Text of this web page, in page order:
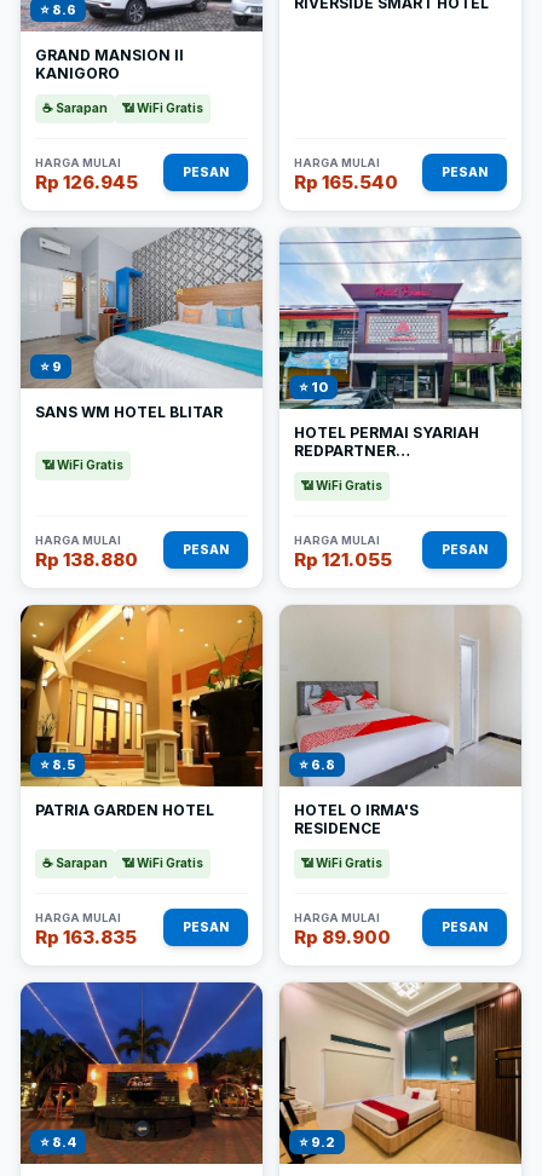
⭐ 8.6
GRAND MANSION II
KANIGORO
☕ Sarapan 📶 WiFi Gratis
HARGA MULAI
Rp 126.945 PESAN
HARGA MULAI
Rp 165.540 PESAN
⭐ 9
SANS WM HOTEL BLITAR
📶 WiFi Gratis
HARGA MULAI
Rp 138.880 PESAN
⭐ 10
HOTEL PERMAI SYARIAH
REDPARTNER
📶 WiFi Gratis
HARGA MULAI
Rp 121.055 PESAN
⭐ 8.5
PATRIA GARDEN HOTEL
☕ Sarapan 📶 WiFi Gratis
HARGA MULAI
Rp 163.835 PESAN
⭐ 6.8
HOTEL O IRMA'S
RESIDENCE
📶 WiFi Gratis
HARGA MULAI
Rp 89.900 PESAN
⭐ 8.4 ⭐ 9.2